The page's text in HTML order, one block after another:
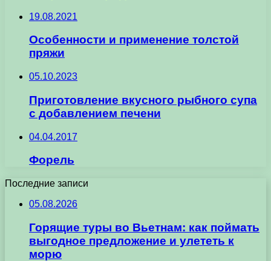
19.08.2021
Особенности и применение толстой
пряжи
05.10.2023
Приготовление вкусного рыбного супа
с добавлением печени
04.04.2017
Форель
Последние записи
05.08.2026
Горящие туры во Вьетнам: как поймать
выгодное предложение и улететь к
морю